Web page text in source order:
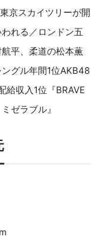
京スカイツリーが開
れる／ロンドン五
平、柔道の松本薫
グル年間1位AKB48
給収入1位『BRAVE
ゼラブル』